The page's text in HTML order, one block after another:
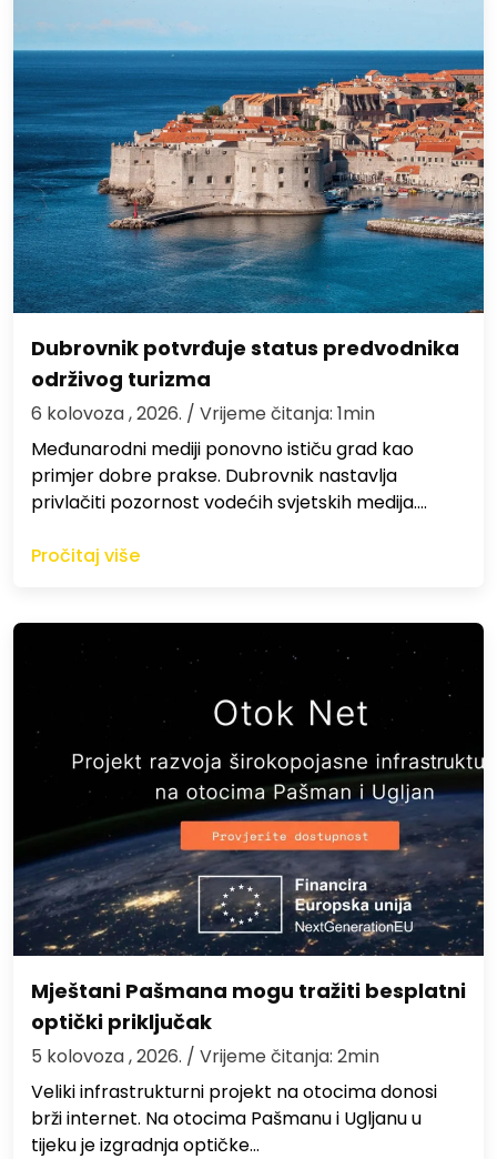
Dubrovnik potvrđuje status predvodnika
održivog turizma
6 kolovoza , 2026. / Vrijeme čitanja: 1min
Međunarodni mediji ponovno ističu grad kao
primjer dobre prakse. Dubrovnik nastavlja
privlačiti pozornost vodećih svjetskih medija.…
Pročitaj više
Mještani Pašmana mogu tražiti besplatni
optički priključak
5 kolovoza , 2026. / Vrijeme čitanja: 2min
Veliki infrastrukturni projekt na otocima donosi
brži internet. Na otocima Pašmanu i Ugljanu u
tijeku je izgradnja optičke…